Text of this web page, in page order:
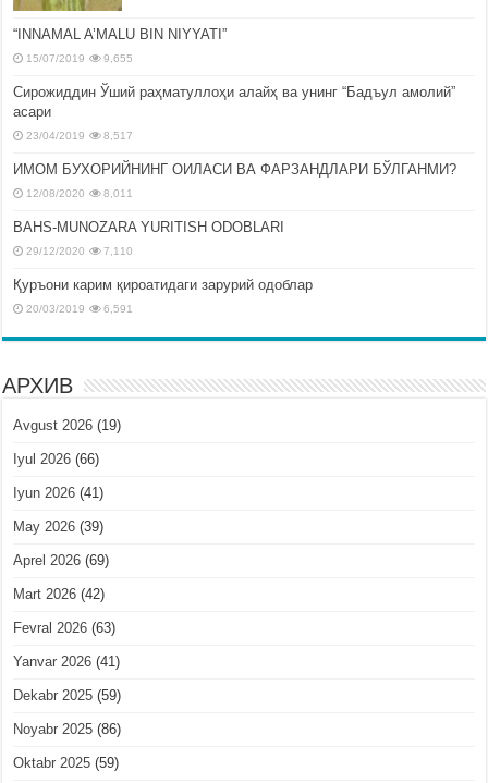
“INNAMAL A’MALU BIN NIYYATI”
15/07/2019 9,655
Сирожиддин Ўший раҳматуллоҳи алайҳ ва унинг “Бадъул амолий”
асари
23/04/2019 8,517
ИМОМ БУХОРИЙНИНГ ОИЛАСИ ВА ФАРЗАНДЛАРИ БЎЛГАНМИ?
12/08/2020 8,011
BAHS-MUNOZARA YURITISH ODOBLARI
29/12/2020 7,110
Қуръони карим қироатидаги зарурий одоблар
20/03/2019 6,591
АРХИВ
Avgust 2026 (19)
Iyul 2026 (66)
Iyun 2026 (41)
May 2026 (39)
Aprel 2026 (69)
Mart 2026 (42)
Fevral 2026 (63)
Yanvar 2026 (41)
Dekabr 2025 (59)
Noyabr 2025 (86)
Oktabr 2025 (59)